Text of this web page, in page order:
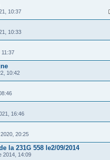
10:37
10:33
11:37
10:42
16:46
20:25
la 231G 558 le2/09/2014
2014, 14:09